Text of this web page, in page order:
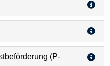
(P-